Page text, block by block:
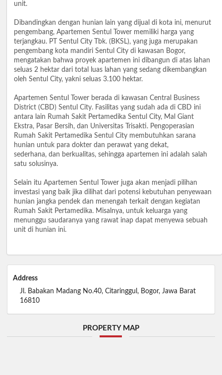
unit.
Dibandingkan dengan hunian lain yang dijual di kota ini, menurut
pengembang, Apartemen Sentul Tower memiliki harga yang
terjangkau. PT Sentul City Tbk. (BKSL), yang juga merupakan
pengembang kota mandiri Sentul City di kawasan Bogor,
mengatakan bahwa proyek apartemen ini dibangun di atas lahan
seluas 2 hektar dari total luas lahan yang sedang dikembangkan
oleh Sentul City, yakni seluas 3.100 hektar.
Apartemen Sentul Tower berada di kawasan Central Business
District (CBD) Sentul City. Fasilitas yang sudah ada di CBD ini
antara lain Rumah Sakit Pertamedika Sentul City, Mal Giant
Ekstra, Pasar Bersih, dan Universitas Trisakti. Pengoperasian
Rumah Sakit Pertamedika Sentul City membutuhkan sarana
hunian untuk para dokter dan perawat yang dekat,
sederhana, dan berkualitas, sehingga apartemen ini adalah salah
satu solusinya.
Selain itu Apartemen Sentul Tower juga akan menjadi pilihan
investasi yang baik jika dilihat dari potensi kebutuhan penyewaan
hunian jangka pendek dan menengah terkait dengan kegiatan
Rumah Sakit Pertamedika. Misalnya, untuk keluarga yang
menunggu saudaranya yang rawat inap dapat menyewa sebuah
unit di hunian ini.
Address
Jl. Babakan Madang No.40, Citaringgul, Bogor, Jawa Barat
16810
PROPERTY MAP